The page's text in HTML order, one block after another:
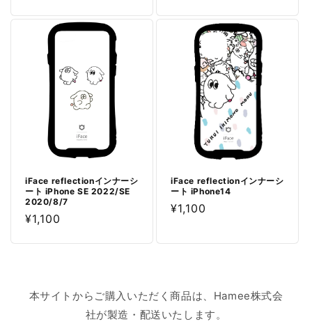
価
iFace reflectionインナーシ
ート iPhone SE 2022/SE
2020/8/7
通
¥1,100
iFace reflectionインナーシ
ート iPhone14
通
価
¥1,100
本サイトからご購入いただく商品は、Hamee株式会
社が製造・配送いたします。